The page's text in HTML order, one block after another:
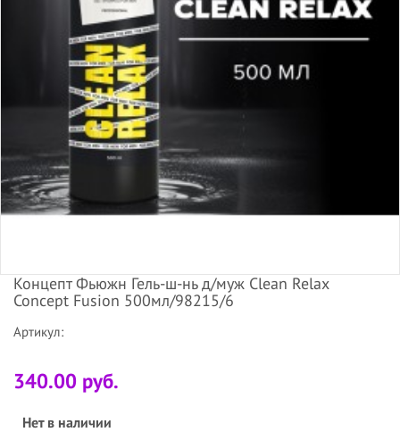
Концепт Фьюжн Гель-ш-нь д/муж Clean Relax
Concept Fusion 500мл/98215/6
Артикул:
340.00 руб.
Нет в наличии